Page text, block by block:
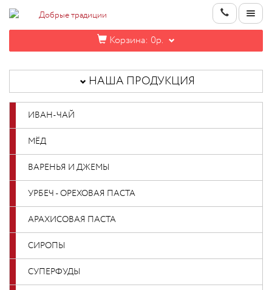
Корзина: 0р.
ИНФОРМАЦИЯ
КОНТАКТЫ
НОВИНКИ
ОПТОВИКАМ
НАША ПРОДУКЦИЯ
ИВАН-ЧАЙ
МЁД
ВАРЕНЬЯ И ДЖЕМЫ
УРБЕЧ - ОРЕХОВАЯ ПАСТА
АРАХИСОВАЯ ПАСТА
СИРОПЫ
СУПЕРФУДЫ